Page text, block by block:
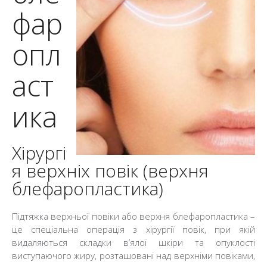
фар
опл
аст
ика
Хірургі
я верхніх повік (верхня
блефаропластика)
Підтяжка верхньої повіки або верхня блефаропластика –
це спеціальна операція з хірургії повік, при якій
видаляються складки в’ялої шкіри та опуклості
виступаючого жиру, розташовані над верхніми повіками,